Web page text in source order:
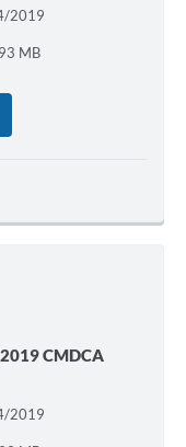
2019
MB
CMDCA
2019